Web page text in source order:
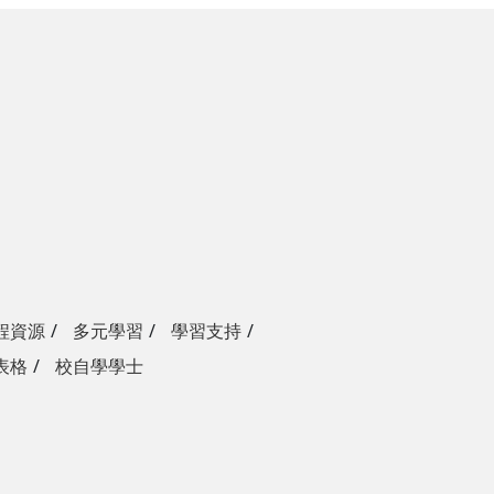
資源 多元學習
學習支持
格 校自學學士